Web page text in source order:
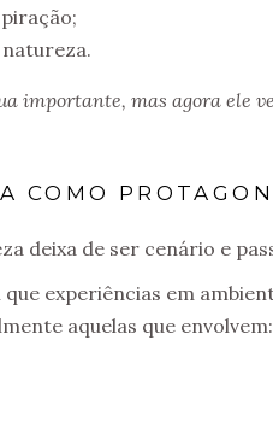
importante, mas agora ele
COMO
deixa de ser cenário e
experiências em
aquelas que envolvem: